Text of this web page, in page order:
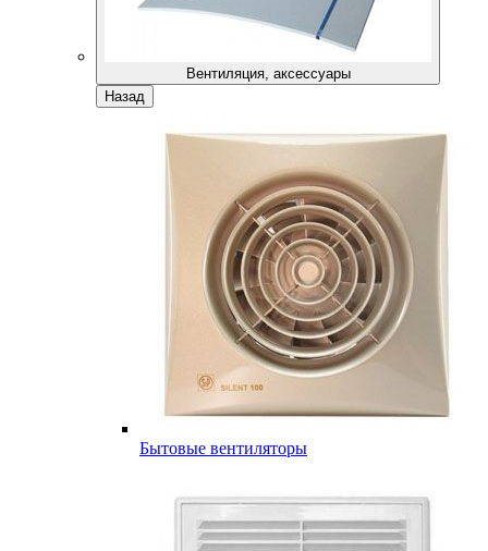
Вентиляция, аксессуары
Назад
Бытовые вентиляторы